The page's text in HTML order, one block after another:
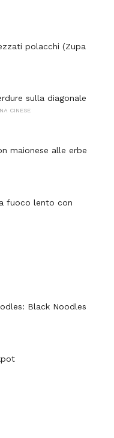
polacchi (Zupa
sulla diagonale
CINESE
maionese alle erbe
fuoco lento con
Black Noodles